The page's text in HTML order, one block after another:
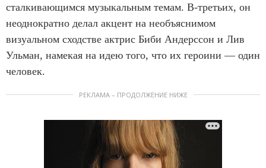
сталкивающимся музыкальным темам. В-третьих, он
неоднократно делал акцент на необъяснимом
визуальном сходстве актрис Биби Андерссон и Лив
Ульман, намекая на идею того, что их героини — один
человек.
РЕКЛАМА – ПРОДОЛЖЕНИЕ НИЖЕ